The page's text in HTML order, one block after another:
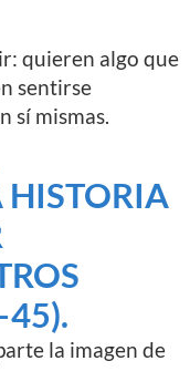
quieren algo que
sentirse
sí mismas.
HISTORIA
la imagen de